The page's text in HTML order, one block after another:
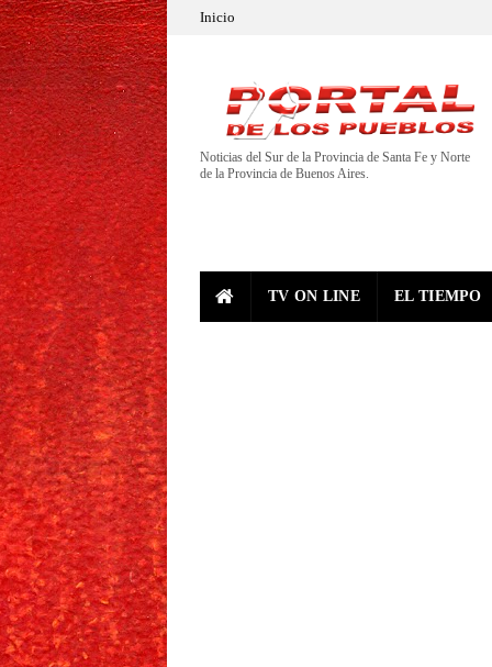
Inicio
Noticias del Sur de la Provincia de Santa Fe y Norte
de la Provincia de Buenos Aires.
TV ON LINE EL TIEMPO